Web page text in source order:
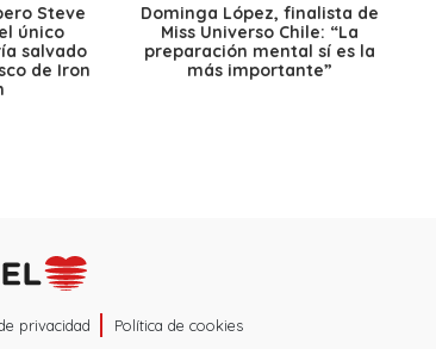
Steve
único
salvado
de Iron
Dominga López, finalista de
Miss Universo Chile: “La
preparación mental sí es la
más importante”
privacidad Política de cookies